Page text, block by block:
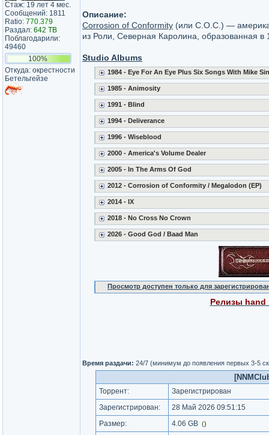
Стаж: 19 лет 4 мес.
Сообщений: 1811
Ratio: 770.379
Раздал: 642 TB
Поблагодарили:
49460
100%
Откуда: окрестности
Бетельгейзе
Описание:
Corrosion of Conformity (или C.O.C.) —
из Роли, Северная Каролина, образованная в
Studio Albums
1984 - Eye For An Eye Plus Six Songs With Mike
1985 - Animosity
1991 - Blind
1994 - Deliverance
1996 - Wiseblood
2000 - America's Volume Dealer
2005 - In The Arms Of God
2012 - Corrosion of Conformity / Megalodon (EP)
2014 - IX
2018 - No Cross No Crown
2026 - Good God / Baad Man
Просмотр доступен только для
Релизы hand
Время раздачи: 24/7 (минимум до появления первых 3-5
Торрент:
Зарегистрирован
Зарегистрирован:
28 Май 2026 09:51:15
Размер:
4.06 GB ()